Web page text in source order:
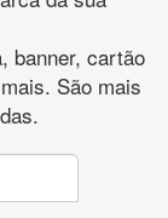
banner, cartão
São mais